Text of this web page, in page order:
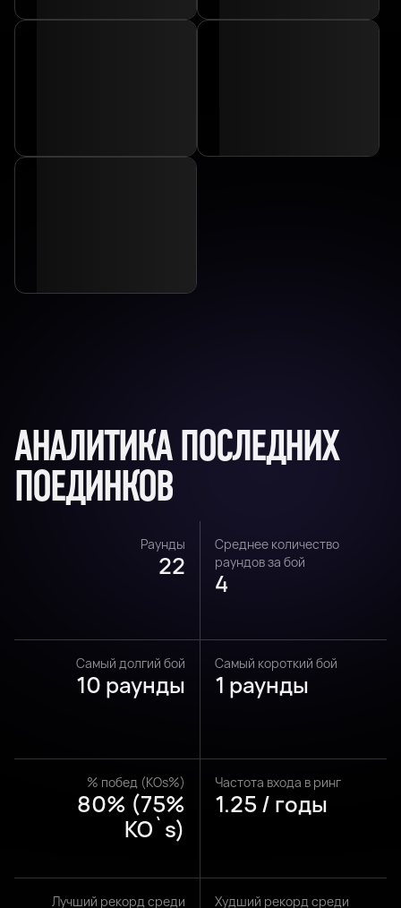
АНАЛИТИКА ПОСЛЕДНИХ
ПОЕДИНКОВ
Раунды
22
Среднее количество
раундов за бой
4
Самый долгий бой
10 раунды
Самый короткий бой
1 раунды
% побед (KOs%)
80% (75%
KO`s)
Частота входа в ринг
1.25 / годы
Лучший рекорд среди
Худший рекорд среди